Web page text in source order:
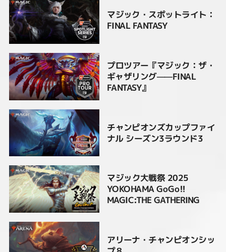
マジック・スポットライト：
FINAL FANTASY
プロツアー『マジック：ザ・
ギャザリング——FINAL
FANTASY』
チャンピオンズカップファイ
ナル シーズン3ラウンド3
マジック大戦祭 2025
YOKOHAMA GoGo!!
MAGIC:THE GATHERING
アリーナ・チャンピオンシッ